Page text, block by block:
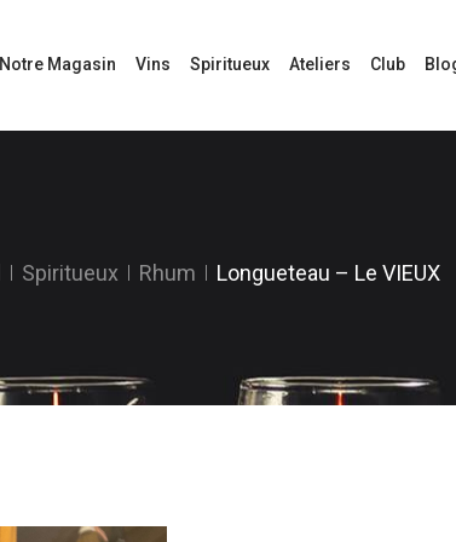
Notre Magasin Vins Spiritueux Ateliers Club
Spiritueux Rhum Longueteau – Le VIEUX